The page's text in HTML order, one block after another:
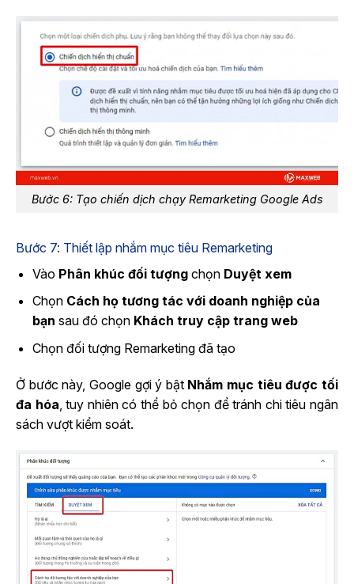
Bước 6: Tạo chiến dịch chạy Remarketing Google Ads​
Bước 7: Thiết lập nhắm mục tiêu Remarketing
Vào Phân khúc đối tượng chọn Duyệt xem
Chọn Cách họ tương tác với doanh nghiệp của
bạn sau đó chọn Khách truy cập trang web
Chọn đối tượng Remarketing đã tạo
Ở bước này, Google gợi ý bật Nhắm mục tiêu được tối
đa hóa , tuy nhiên có thể bỏ chọn để tránh chi tiêu ngân
sách vượt kiểm soát.